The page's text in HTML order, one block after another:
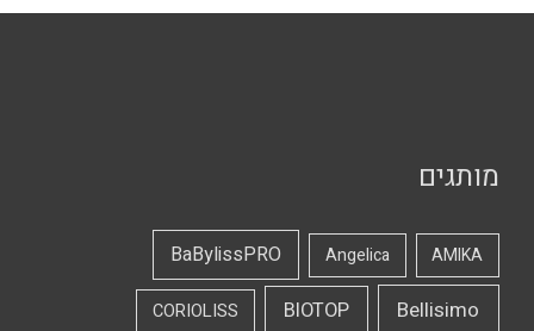
מותגים
AMIKA
Angelica
BaBylissPRO
Bellisimo
BIOTOP
CORIOLISS